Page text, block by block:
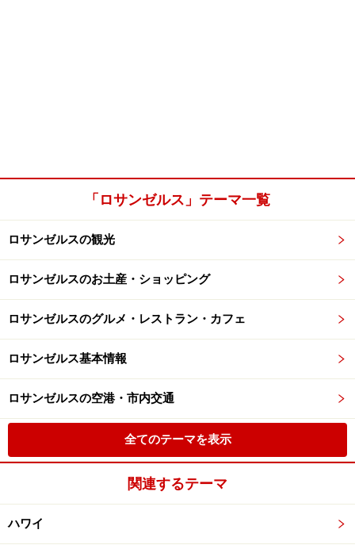
「ロサンゼルス」テーマ一覧
ロサンゼルスの観光
ロサンゼルスのお土産・ショッピング
ロサンゼルスのグルメ・レストラン・カフェ
ロサンゼルス基本情報
ロサンゼルスの空港・市内交通
全てのテーマを表示
関連するテーマ
ハワイ